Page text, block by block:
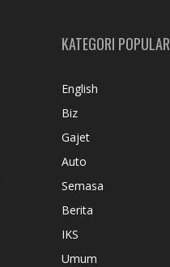
KATEGORI POPULAR
English
Biz
Gajet
Auto
Semasa
Berita
IKS
Umum